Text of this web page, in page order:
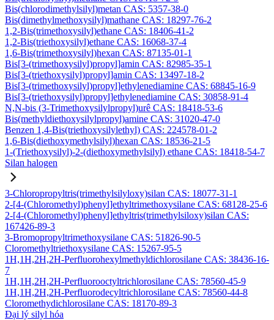
Bis(chlorodimethylsilyl)metan CAS: 5357-38-0
Bis(dimethylmethoxysilyl)mathane CAS: 18297-76-2
1,2-Bis(trimethoxysilyl)ethane CAS: 18406-41-2
1,2-Bis(triethoxysilyl)ethane CAS: 16068-37-4
1,6-Bis(trimethoxysilyl)hexan CAS: 87135-01-1
Bis[3-(trimethoxysilyl)propyl]amin CAS: 82985-35-1
Bis[3-(triethoxysilyl)propyl]amin CAS: 13497-18-2
Bis[3-(trimethoxysilyl)propyl]ethylenediamine CAS: 68845-16-9
Bis[3-(triethoxysilyl)propyl]ethylenediamine CAS: 30858-91-4
N,N-bis (3-Trimethoxysilylpropyl)urê CAS: 18418-53-6
Bis(methyldiethoxysilylpropyl)amine CAS: 31020-47-0
Benzen 1,4-Bis(triethoxysilylethyl) CAS: 224578-01-2
1,6-Bis(diethoxymethylsilyl)hexan CAS: 18536-21-5
1-(Triethoxysilyl)-2-(diethoxymethylsilyl) ethane CAS: 18418-54-7
Silan halogen
3-Chloropropyltris(trimethylsilyloxy)silan CAS: 18077-31-1
2-[4-(Chloromethyl)phenyl]ethyltrimethoxysilane CAS: 68128-25-6
2-[4-(Chloromethyl)phenyl]ethyltris(trimethylsiloxy)silan CAS:
167426-89-3
3-Bromopropyltrimethoxysilane CAS: 51826-90-5
Cloromethyltriethoxysilane CAS: 15267-95-5
1H,1H,2H,2H-Perfluorohexylmethyldichlorosilane CAS: 38436-16-
7
1H,1H,2H,2H-Perfluorooctyltrichlorosilane CAS: 78560-45-9
1H,1H,2H,2H-Perfluorodecyltrichlorosilane CAS: 78560-44-8
Cloromethydichlorosilane CAS: 18170-89-3
Đại lý silyl hóa